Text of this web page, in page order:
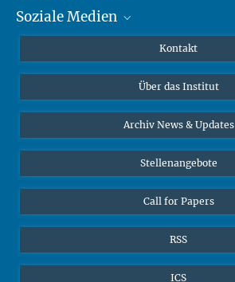
MMG Alumni Corner
Online-Vorträge
Interviews zum Thema "Diversity"
Soziale Medien
Bluesky
Kontakt
Über das Institut
Archiv News & Updates
Stellenangebote
Call for Papers
RSS
ICS